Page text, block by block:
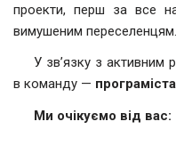
проекти, перш за все
вимушеним переселенцям.
У зв’язку з активним
в команду —
Ми очікуємо від вас: